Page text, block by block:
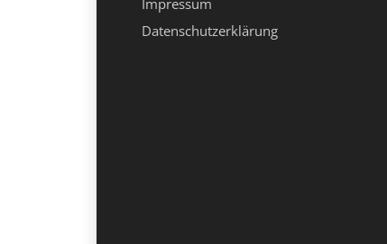
Datenschutzerklärung